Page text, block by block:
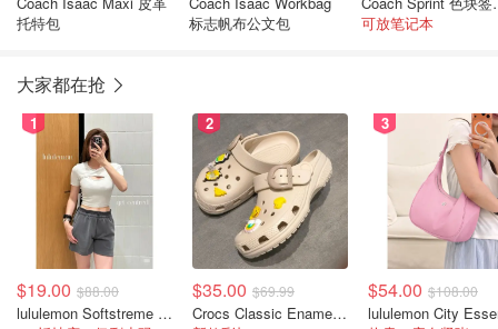
托特包
标志帆布公文包
可放笔记本
大家都在抢
1
$19.00 $88.00
lululemon Softstreme 女士高腰短裤 10cm
2
$35.00 $69.99
Crocs Classic Enamel Buckle 卡骆驰布扣便鞋
3
$54.00 $108.00